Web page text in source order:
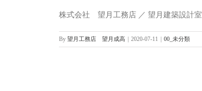
株式会社 望月工務店 ／ 望月建築設計室
By 望月工務店 望月成高 | 2020-07-11 | 00_未分類